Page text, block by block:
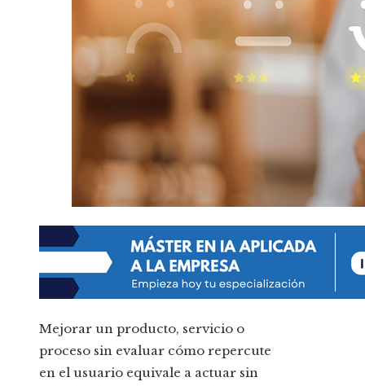
Mejorar un producto, servicio o
proceso sin evaluar cómo repercute
en el usuario equivale a actuar sin